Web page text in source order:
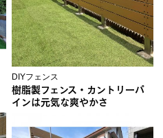
DIYフェンス
樹脂製フェンス・カントリーパ
インは元気な爽やかさ